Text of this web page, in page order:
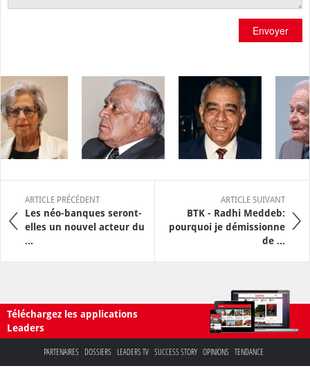
Envoyer
ARTICLE PRÉCÉDENT
Les néo-banques seront-
elles un nouvel acteur du
...
ARTICLE SUIVANT
BTK - Radhi Meddeb:
pourquoi je démissionne
de ...
Téléchargez les applications
Leaders
PARTENAIRES DOSSIERS LEADERS TV SUCCESS STORY OPINIONS TENDANCE